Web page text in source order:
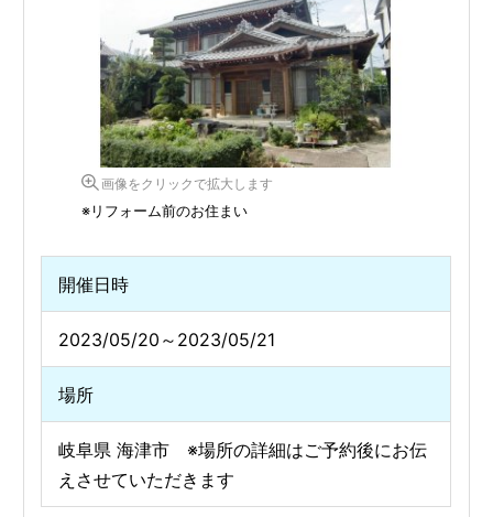
画像をクリックで拡大します
※リフォーム前のお住まい
開催日時
2023/05/20～2023/05/21
場所
岐阜県 海津市 ※場所の詳細はご予約後にお伝
えさせていただきます